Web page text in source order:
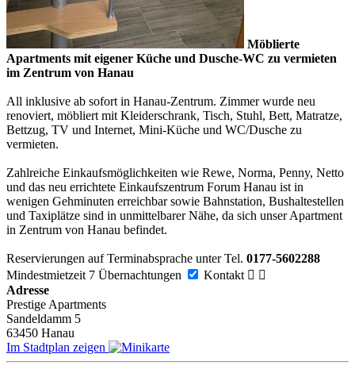
Möblierte
Apartments mit eigener Küche und Dusche-WC zu vermieten
im Zentrum von Hanau
All inklusive ab sofort in Hanau-Zentrum. Zimmer wurde neu
renoviert, möbliert mit Kleiderschrank, Tisch, Stuhl, Bett, Matratze,
Bettzug, TV und Internet, Mini-Küche und WC/Dusche zu
vermieten.
Zahlreiche Einkaufsmöglichkeiten wie Rewe, Norma, Penny, Netto
und das neu errichtete Einkaufszentrum Forum Hanau ist in
wenigen Gehminuten erreichbar sowie Bahnstation, Bushaltestellen
und Taxiplätze sind in unmittelbarer Nähe, da sich unser Apartment
in Zentrum von Hanau befindet.
Reservierungen auf Terminabsprache unter Tel. 0177-5602288
Mindestmietzeit 7 Übernachtungen
Kontakt  
Adresse
Prestige Apartments
Sandeldamm 5
63450 Hanau
Im Stadtplan zeigen